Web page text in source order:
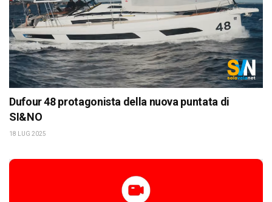
Dufour 48 protagonista della nuova puntata di
SI&NO
18 LUG 2025